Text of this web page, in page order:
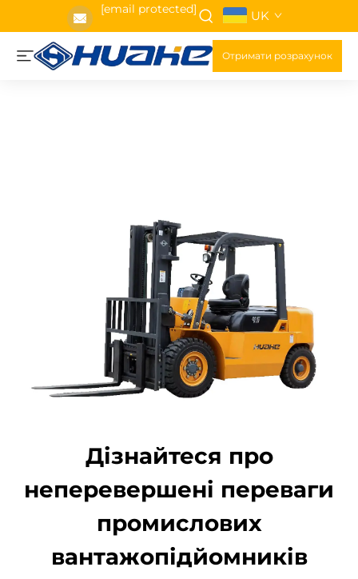
[email protected] UK
Отримати розрахунок
Дізнайтеся про
неперевершені переваги
промислових
вантажопідйомників